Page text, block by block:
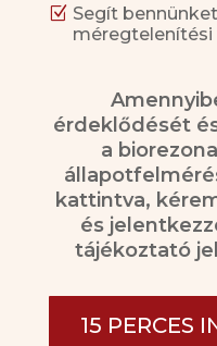
Z Segít
érdeklődését
a
kattintva,
és
tájékoztató
15 PERCES